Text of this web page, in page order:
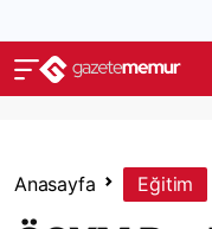
Anasayfa Eğitim